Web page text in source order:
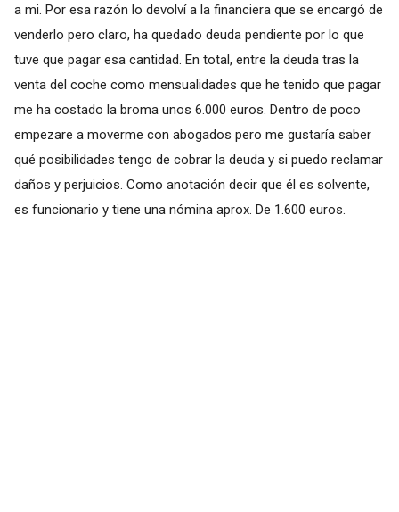
a mi. Por esa razón lo devolví a la financiera que se encargó de
venderlo pero claro, ha quedado deuda pendiente por lo que
tuve que pagar esa cantidad. En total, entre la deuda tras la
venta del coche como mensualidades que he tenido que pagar
me ha costado la broma unos 6.000 euros. Dentro de poco
empezare a moverme con abogados pero me gustaría saber
qué posibilidades tengo de cobrar la deuda y si puedo reclamar
daños y perjuicios. Como anotación decir que él es solvente,
es funcionario y tiene una nómina aprox. De 1.600 euros.